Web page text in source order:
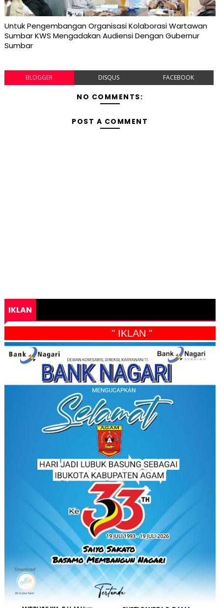
Untuk Pengembangan Organisasi Kolaborasi Wartawan
Sumbar KWS Mengadakan Audiensi Dengan Gubernur
Sumbar
BLOGGER DISQUS FACEBOOK
NO COMMENTS:
POST A COMMENT
IKLAN
" IKLAN "